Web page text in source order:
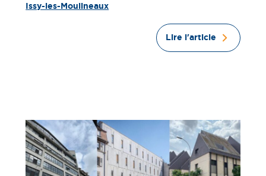
Issy-les-Moulineaux
Lire l'article